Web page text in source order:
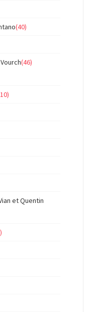
(40)
(46)
et Quentin